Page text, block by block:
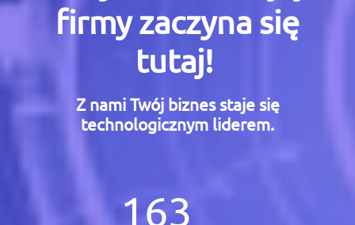
firmy zaczyna się
tutaj!
Z nami Twój biznes staje się
technologicznym liderem.
163